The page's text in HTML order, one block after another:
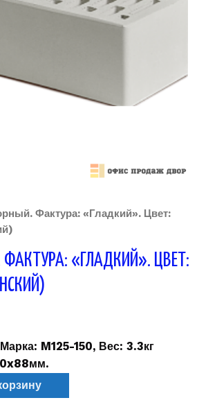
Фактура: «Гладкий». Цвет:
ФАКТУРА: «ГЛАДКИЙ». ЦВЕТ:
M125-150, Вес: 3.3кг